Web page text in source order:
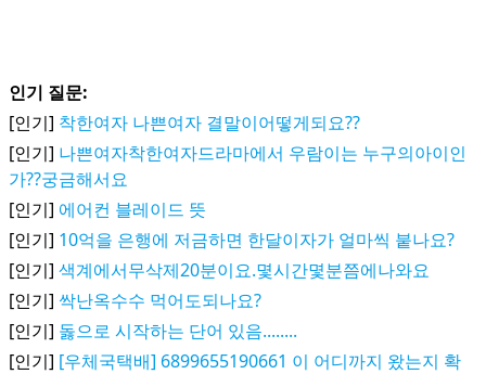
인기 질문:
[인기] 착한여자 나쁜여자 결말이어떻게되요??
[인기] 나쁜여자착한여자드라마에서 우람이는 누구의아이인
가??궁금해서요
[인기] 에어컨 블레이드 뜻
[인기] 10억을 은행에 저금하면 한달이자가 얼마씩 붙나요?
[인기] 색계에서무삭제20분이요.몇시간몇분쯤에나와요
[인기] 싹난옥수수 먹어도되나요?
[인기] 돓으로 시작하는 단어 있음........
[인기] [우체국택배] 6899655190661 이 어디까지 왔는지 확